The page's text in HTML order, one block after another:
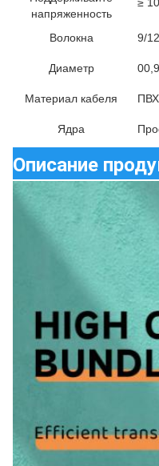
напряженность
Волокна 9/
Диаметр
Материал кабеля
Ядра
Описание